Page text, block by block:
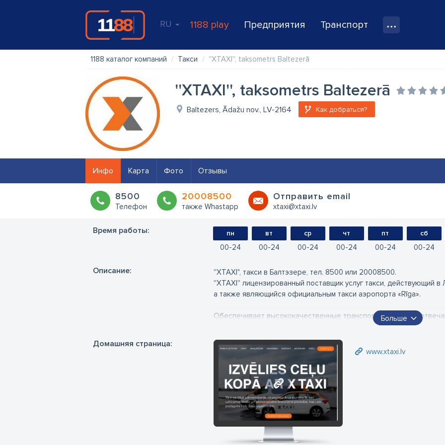
RU 1188 play Предприятия Транспорт
1188 каталог компаний Такси ''XTAXI'', taksometrs Baltezerā
''XTAXI'', taksometrs Baltezerā
Baltezers, Ādažu nov., LV-2164 Как добраться?
Инфо Карта Фото Отзывы
8500
Телефон
20008500
также Whastapp
Oтправить email
xtaxi@xtaxi.lv
Время работы: пн
00 24
вт
00 24
ср
00 24
чт
00 24
пт
00 24
сб
00 24
Oписание:
''XTAXI", такси в Балтэзере, тел. 8500 или 20008500.
''XTAXI'' лицензированный поставщик услуг такси, действующий
а также являющийся официальным такси аэропорта «Rīga».
Обеспечивает высококачественные транспортные услуги,
гордимся нашей командой профессиональных водителей и
Новые автомобили Toyota/Škoda, микроавтобусы 8 мест, оплата
картой, возможность заключить договор о послеоплате,
салоне не курят, детское сиденье, услуга по перегону авто, все
салоне Wi-Fi интернет.
Больше
Домашняя страница:
www.xtaxi.lv
www.xtaxi.lv